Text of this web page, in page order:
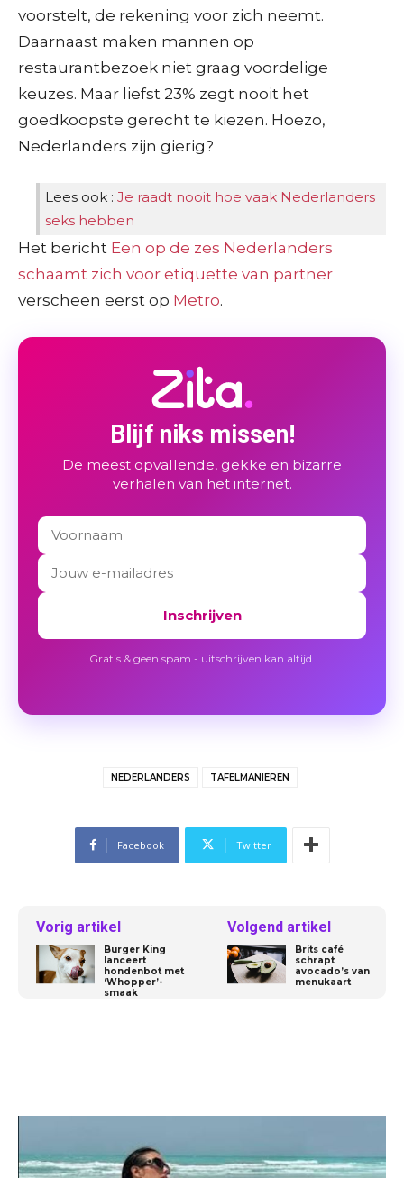
voorstelt, de rekening voor zich neemt.
Daarnaast maken mannen op
restaurantbezoek niet graag voordelige
keuzes. Maar liefst 23% zegt nooit het
goedkoopste gerecht te kiezen. Hoezo,
Nederlanders zijn gierig?
Lees ook : Je raadt nooit hoe vaak Nederlanders
seks hebben
Het bericht Een op de zes Nederlanders
schaamt zich voor etiquette van partner
verscheen eerst op Metro.
Blijf niks missen!
De meest opvallende, gekke en bizarre
verhalen van het internet.
Inschrijven
Gratis & geen spam - uitschrijven kan altijd.
NEDERLANDERS TAFELMANIEREN
Facebook Twitter
Vorig artikel
Burger King
lanceert
hondenbot met
‘Whopper’-
smaak
Volgend artikel
Brits café
schrapt
avocado’s van
menukaart